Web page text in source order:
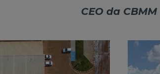
CEO da CBMM